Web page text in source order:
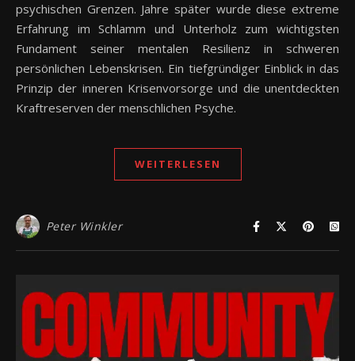
psychischen Grenzen. Jahre später wurde diese extreme
Erfahrung im Schlamm und Unterholz zum wichtigsten
Fundament seiner mentalen Resilienz in schweren
persönlichen Lebenskrisen. Ein tiefgründiger Einblick in das
Prinzip der inneren Krisenvorsorge und die unentdeckten
Kraftreserven der menschlichen Psyche.
WEITERLESEN
Peter Winkler